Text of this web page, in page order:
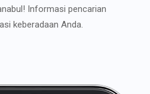
Informasi pencarian
keberadaan Anda.